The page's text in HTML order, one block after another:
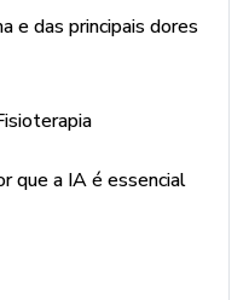
e vende
alcançar estabilidade e
particulares
e das principais dores
que a IA é essencial